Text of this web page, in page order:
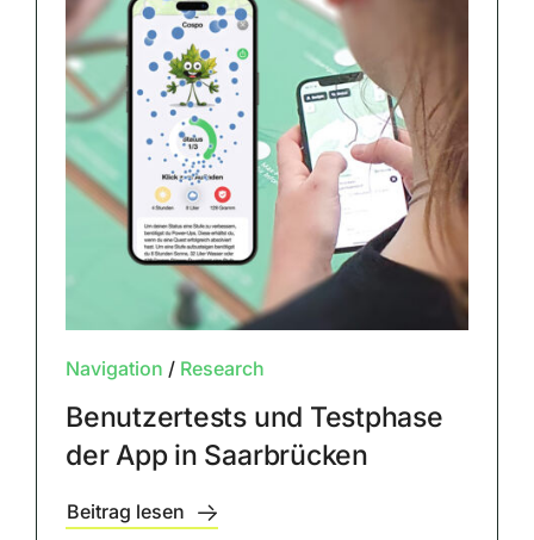
Navigation / Research
Benutzertests und Testphase
der App in Saarbrücken
Beitrag lesen